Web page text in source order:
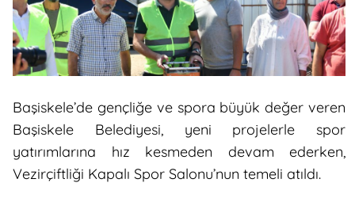
Başiskele’de gençliğe ve spora büyük değer veren
Başiskele Belediyesi, yeni projelerle spor
yatırımlarına hız kesmeden devam ederken,
Vezirçiftliği Kapalı Spor Salonu’nun temeli atıldı.